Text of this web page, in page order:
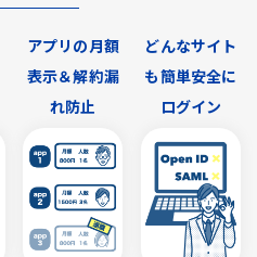
アプリの月額
表示＆解約漏
れ防止
どんなサイト
も簡単安全に
ログイン